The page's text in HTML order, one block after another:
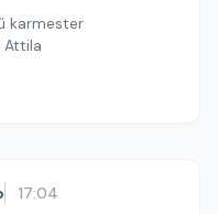
karmester
Attila
17:04